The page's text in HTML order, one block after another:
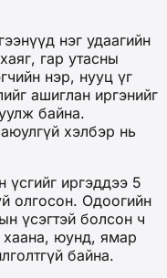
нэг удаагийн
гар утасны
нэр, нууц үг
ашиглан иргэнийг
байна.
хэлбэр нь
иргэддээ 5
олгосон. Одоогийн
үсэгтэй болсон ч
хаана, юунд, ямар
байна.